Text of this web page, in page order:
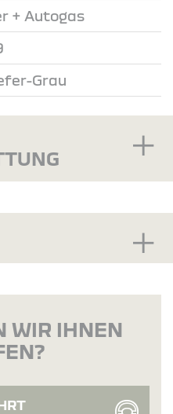
+ Autogas
Grau
WIR IHNEN